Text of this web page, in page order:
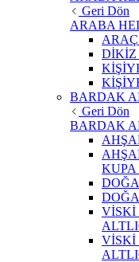
Geri Dön
ARABA
DİKİZ
BARDAK
Geri Dön
BARDAK
VİSKİ
VİSKİ